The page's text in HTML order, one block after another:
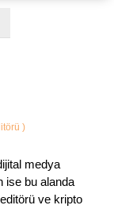
)
medya
ise bu alanda
ve kripto